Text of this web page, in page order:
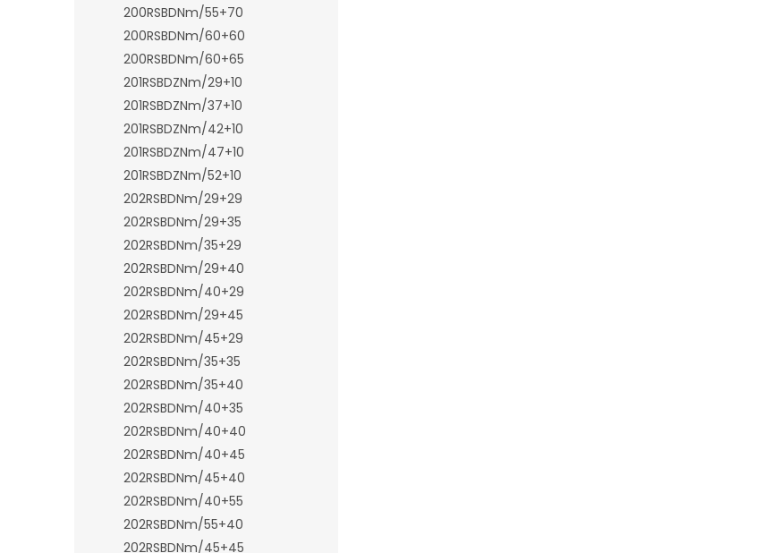
200RSBDNm/55+70
200RSBDNm/60+60
200RSBDNm/60+65
201RSBDZNm/29+10
201RSBDZNm/37+10
201RSBDZNm/42+10
201RSBDZNm/47+10
201RSBDZNm/52+10
202RSBDNm/29+29
202RSBDNm/29+35
202RSBDNm/35+29
202RSBDNm/29+40
202RSBDNm/40+29
202RSBDNm/29+45
202RSBDNm/45+29
202RSBDNm/35+35
202RSBDNm/35+40
202RSBDNm/40+35
202RSBDNm/40+40
202RSBDNm/40+45
202RSBDNm/45+40
202RSBDNm/40+55
202RSBDNm/55+40
202RSBDNm/45+45